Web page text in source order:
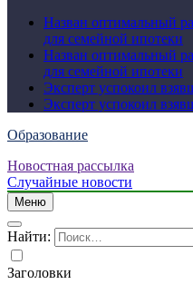
Назван оптимальный
для семейной ипотеки
Назван оптимальный
для семейной ипотеки
Эксперт успокоил
Эксперт успокоил
Образование
Новостная рассылка
Случайные новости
Меню
Найти:
Заголовки